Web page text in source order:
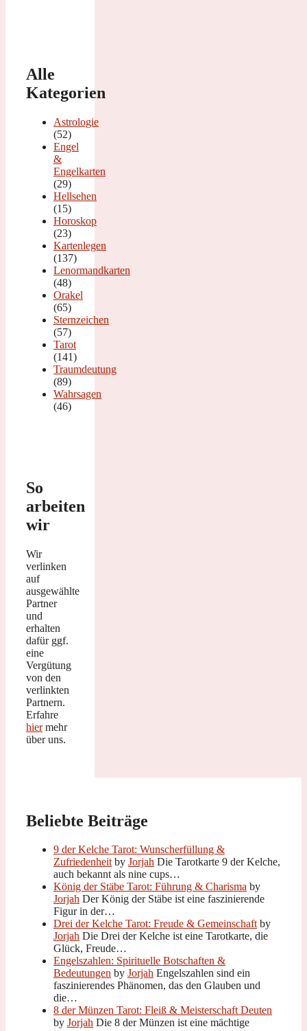
Alle
Kategorien
Astrologie
(52)
Engel
&
Engelkarten
(29)
Hellsehen
(15)
Horoskop
(23)
Kartenlegen
(137)
Lenormandkarten
(48)
Orakel
(65)
Sternzeichen
(57)
Tarot
(141)
Traumdeutung
(89)
Wahrsagen
(46)
So
arbeiten
wir
Wir
verlinken
auf
ausgewählte
Partner
und
erhalten
dafür ggf.
eine
Vergütung
von den
verlinkten
Partnern.
Erfahre
hiermehr
über uns.
Beliebte Beiträge
9 der Kelche Tarot: Wunscherfüllung &
Zufriedenheitby Jorjah Die Tarotkarte 9 der Kelche,
auch bekannt als nine cups…
König der Stäbe Tarot: Führung & Charisma by
Jorjah Der König der Stäbe ist eine faszinierende
Figur in der…
Drei der Kelche Tarot: Freude & Gemeinschaftby
Jorjah Die Drei der Kelche ist eine Tarotkarte, die
Glück, Freude…
Engelszahlen: Spirituelle Botschaften &
Bedeutungen by Jorjah Engelszahlen sind ein
faszinierendes Phänomen, das den Glauben und
die…
8 der Münzen Tarot: Fleiß & Meisterschaft Deuten
by Jorjah Die 8 der Münzen ist eine mächtige